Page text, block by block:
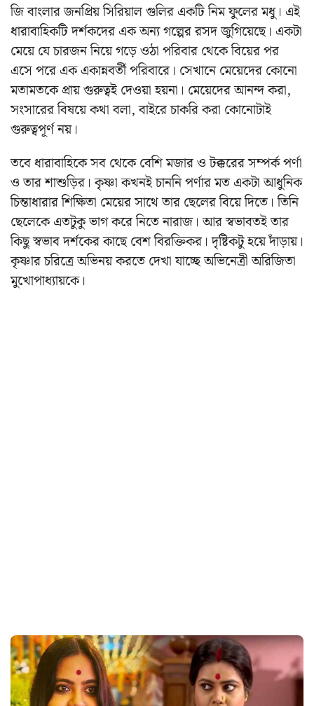
জি বাংলার জনপ্রিয় সিরিয়াল গুলির একটি নিম ফুলের মধু। এই
ধারাবাহিকটি দর্শকদের এক অন্য গল্পের রসদ জুগিয়েছে। একটা
মেয়ে যে চারজন নিয়ে গড়ে ওঠা পরিবার থেকে বিয়ের পর
এসে পরে এক একান্নবর্তী পরিবারে। সেখানে মেয়েদের কোনো
মতামতকে প্রায় গুরুত্বই দেওয়া হয়না। মেয়েদের আনন্দ করা,
সংসারের বিষয়ে কথা বলা, বাইরে চাকরি করা কোনোটাই
গুরুত্বপূর্ণ নয়।
তবে ধারাবাহিকে সব থেকে বেশি মজার ও টক্করের সম্পর্ক পর্ণা
ও তার শাশুড়ির। কৃষ্ণা কখনই চাননি পর্ণার মত একটা আধুনিক
চিন্তাধারার শিক্ষিতা মেয়ের সাথে তার ছেলের বিয়ে দিতে। তিনি
ছেলেকে এতটুকু ভাগ করে নিতে নারাজ। আর স্বভাবতই তার
কিছু স্বভাব দর্শকের কাছে বেশ বিরক্তিকর। দৃষ্টিকটু হয়ে দাঁড়ায়।
কৃষ্ণার চরিত্রে অভিনয় করতে দেখা যাচ্ছে অভিনেত্রী অরিজিতা
মুখোপাধ্যায়কে।